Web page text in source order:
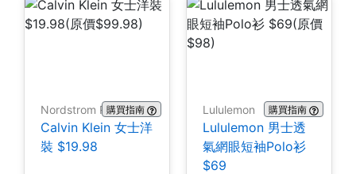
Nordstrom Rack購買指南
Calvin Klein 女士洋
裝 $19.98
Lululemon 購買指南
Lululemon 男士透
氣網眼短袖Polo衫
$69